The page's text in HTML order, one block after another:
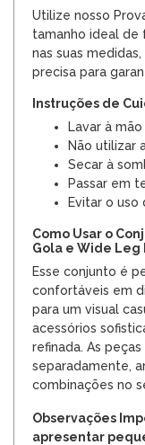
Utilize nosso
tamanho ideal de
nas suas
precisa para
Instruções de
Lavar à
Não utilizar
Secar à
Passar em
Evitar o uso
Como Usar o
Gola e Wide Leg
Esse conjunto é
confortáveis em
para um visual
acessórios
refinada. As
separadamente,
combinações no
Observações
apresentar